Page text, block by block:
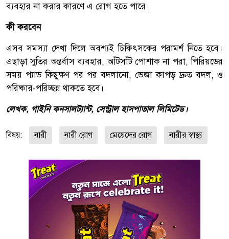
ব্যবহার না করার কারণে এ রোগ হতে পারে।
কী করবেন
এসব সমস্যা দেখা দিলে অবশ্যই চিকিৎসকের পরামর্শ নিতে হবে।
এছাড়া সুতির অন্তর্বাস ব্যবহার, আঁটসাঁট পোশাক না পরা, পিরিয়ডের
সময় প্যাড কিছুক্ষণ পর পর বদলানো, ভেজা কাপড় দ্রুত বদল, ও
পরিষ্কার-পরিচ্ছন্ন থাকতে হবে।
লেখক, গাইনি কনসালট্যান্ট, সেন্ট্রাল হাসপাতাল লিমিটেড।
বিষয়: নারী নারী রোগ মেয়েদের রোগ নারীর স্বাস্থ্য